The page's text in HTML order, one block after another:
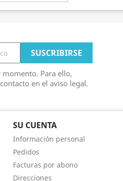
momento. Para ello,
en el aviso legal.
SU CUENTA
Información personal
Pedidos
Facturas por abono
Direcciones